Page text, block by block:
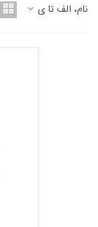
نام، الف تا ی